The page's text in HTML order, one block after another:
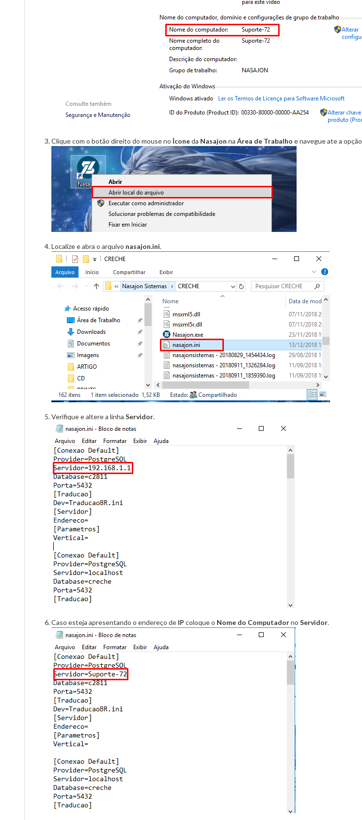
Clique com o botão direito do mouse no Íconeda Nasajon na Área de Trabalho e navegue ate a opção
Localize e abra o arquivo nasajon.ini.
Verifique e altere a linha Servidor.
Caso esteja apresentando o endereço de IP coloque o Nome do Computadorno Servidor.